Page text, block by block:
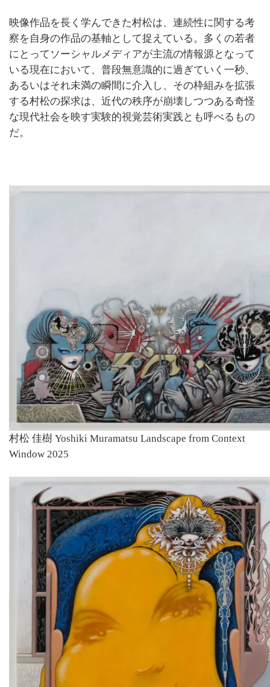
映像作品を長く学んできた村松は、連続性に関する考
察を自身の作品の基軸として捉えている。多くの若者
にとってソーシャルメディアが主流の情報源となって
いる現在において、普段無意識的に過ぎていく一秒、
あるいはそれ未満の瞬間に介入し、その枠組みを拡張
する村松の探求は、近代の秩序が崩壊しつつある奇怪
な現代社会を映す実験的視覚芸術実践とも呼べるもの
だ。
村松 佳樹 Yoshiki Muramatsu Landscape from Context
Window 2025